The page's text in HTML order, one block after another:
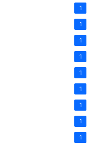
1
1
1
1
1
1
1
1
1